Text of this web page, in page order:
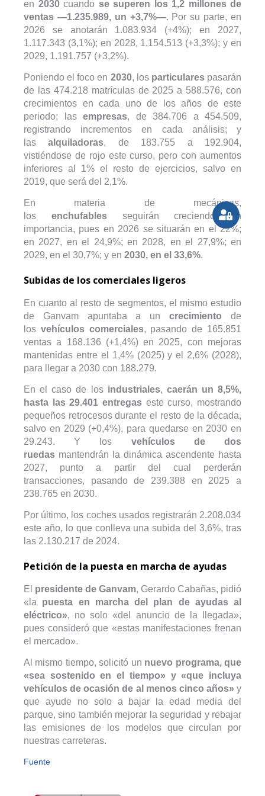
en 2030cuando se superen los 1,2 millones de
ventas —1.235.989, un +3,7%—. Por su parte, en
2026 se anotarán 1.083.934 (+4%); en 2027,
1.117.343 (3,1%); en 2028, 1.154.513 (+3,3%); y en
2029, 1.191.757 (+3,2%).
Poniendo el foco en 2030, los particularespasarán
de las 474.218 matrículas de 2025 a 588.576, con
crecimientos en cada uno de los años de este
periodo; las empresas, de 384.706 a 454.509,
registrando incrementos en cada análisis; y
lasalquiladoras, de 183.755 a 192.904,
vistiéndose de rojo este curso, pero con aumentos
inferiores al 1% el resto de ejercicios, salvo en
2019, que será del 2,1%.
En materia de mecánicas,
los enchufablesseguirán creciendo en
importancia, pues en 2026 se situarán en el 22%;
en 2027, en el 24,9%; en 2028, en el 27,9%; en
2029, en el 30,7%; y en 2030, en el 33,6%.
Subidas de los comerciales ligeros
En cuanto al resto de segmentos, el mismo estudio
de Ganvam apuntaba a uncrecimiento de
los vehículos comerciales, pasando de 165.851
ventas a 168.136 (+1,4%) en 2025, con mejoras
mantenidas entre el 1,4% (2025) y el 2,6% (2028),
para llegar a 2030 con 188.279.
En el caso de los industriales, caerán un 8,5%,
hasta las 29.401 entregas este curso, mostrando
pequeños retrocesos durante el resto de la década,
salvo en 2029 (+0,4%), para quedarse en 2030 en
29.243. Y los vehículos de dos
ruedas mantendrán la dinámica ascendente hasta
2027, punto a partir del cual perderán
transacciones, pasando de 239.388 en 2025 a
238.765 en 2030.
Por último, los coches usados registrarán 2.208.034
este año, lo que conlleva una subida del 3,6%, tras
las 2.130.217 de 2024.
Petición de la puesta en marcha de ayudas
El presidente de Ganvam, Gerardo Cabañas, pidió
«la puesta en marcha del plan de ayudas al
eléctrico», no solo «del anuncio de la llegada»,
pues consideró que «estas manifestaciones frenan
el mercado».
Al mismo tiempo, solicitó un nuevo programa, que
«sea sostenido en el tiempo» y «que incluya
vehículos de ocasión de al menos cinco años» y
que ayude no solo a bajar la edad media del
parque, sino también mejorar la seguridad y rebajar
las emisiones de los modelos que circulan por
nuestras carreteras.
Fuente